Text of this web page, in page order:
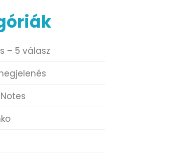
– 5 válasz